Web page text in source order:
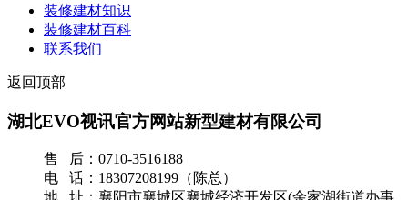
装修建材知识
装修建材百科
联系我们
返回顶部
湖北EVO视讯官方网站新型建材有限公司
售 后：0710-3516188
电 话：18307208199（陈总）